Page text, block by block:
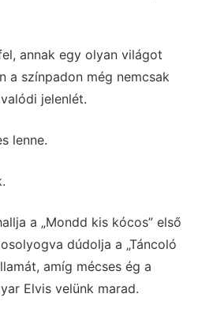
annak egy olyan világot
a színpadon még nemcsak
jelenlét.
lenne.
a „Mondd kis kócos” első
dúdolja a „Táncoló
amíg mécses ég a
Elvis velünk marad.